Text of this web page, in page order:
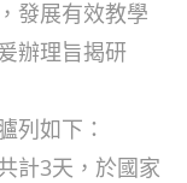
發展有效教學
辦理旨揭研
列如下：
計3天，於國家